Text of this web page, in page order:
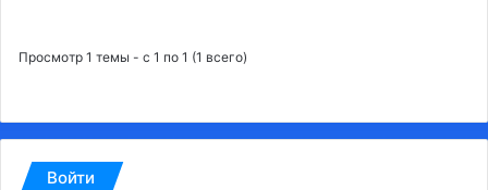
Просмотр 1 темы - с 1 по 1 (1 всего)
Войти